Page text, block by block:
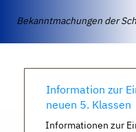
Bekanntmachungen der
Information zur
neuen 5. Klassen
Informationen zur